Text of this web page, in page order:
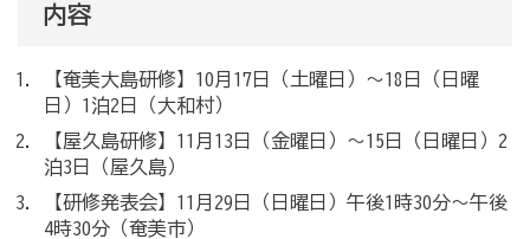
内容
【奄美大島研修】10月17日（土曜日）～18日（日曜
日）1泊2日（大和村）
【屋久島研修】11月13日（金曜日）～15日（日曜日）2
泊3日（屋久島）
【研修発表会】11月29日（日曜日）午後1時30分～午後
4時30分（奄美市）